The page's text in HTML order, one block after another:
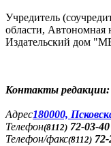
Учредитель
области, Автономная
Издательский дом
Контакты редакции:
Адреc180000,
Телефон(8112) 72-03-40
Телефон/факс(8112)